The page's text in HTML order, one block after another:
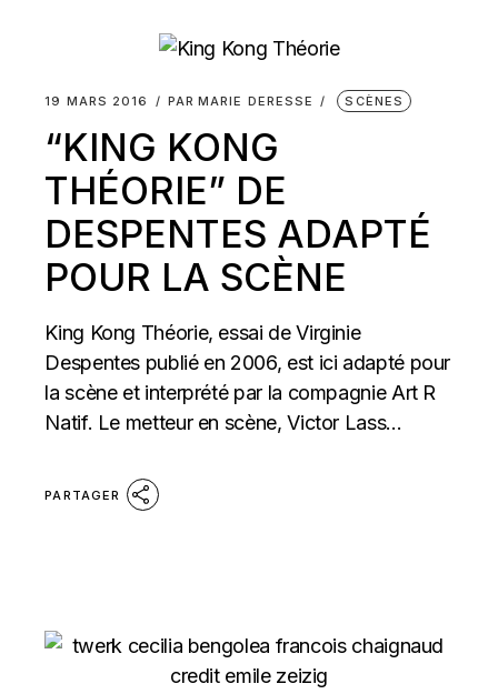
19 MARS 2016 PAR MARIE DERESSE SCÈNES
“KING KONG
THÉORIE” DE
DESPENTES ADAPTÉ
POUR LA SCÈNE
King Kong Théorie, essai de Virginie
Despentes publié en 2006, est ici adapté pour
la scène et interprété par la compagnie Art R
Natif. Le metteur en scène, Victor Lass...
PARTAGER